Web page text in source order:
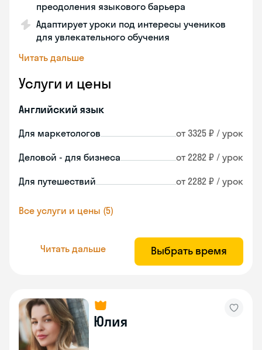
преодоления языкового барьера
Адаптирует уроки под интересы учеников
для увлекательного обучения
Читать дальше
Услуги и цены
Английский язык
Для маркетологов от 3325 ₽ / урок
Деловой - для бизнеса от 2282 ₽ / урок
Для путешествий от 2282 ₽ / урок
Все услуги и цены (5)
Читать дальше Выбрать время
Юлия